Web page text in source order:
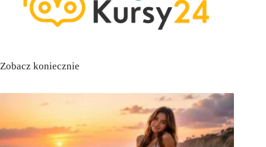
Zobacz koniecznie